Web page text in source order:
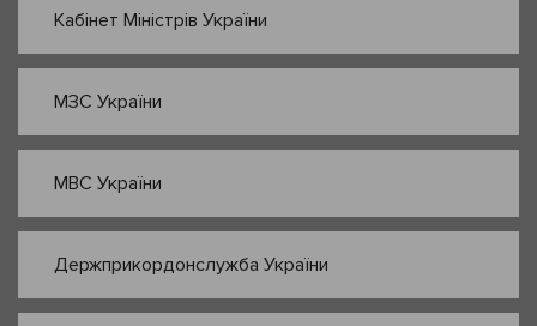
Кабінет Міністрів України
МЗС України
МВС України
Держприкордонслужба України